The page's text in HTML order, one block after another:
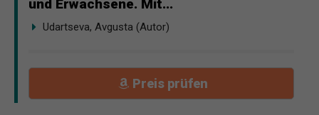
und Erwachsene. Mit...
Udartseva, Avgusta (Autor)
Preis prüfen